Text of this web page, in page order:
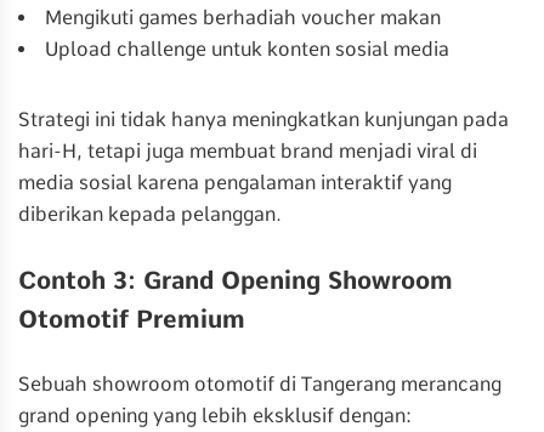
Mengikuti games berhadiah voucher makan
Upload challenge untuk konten sosial media
Strategi ini tidak hanya meningkatkan kunjungan pada
hari-H, tetapi juga membuat brand menjadi viral di
media sosial karena pengalaman interaktif yang
diberikan kepada pelanggan.
Contoh 3: Grand Opening Showroom
Otomotif Premium
Sebuah showroom otomotif di Tangerang merancang
grand opening yang lebih eksklusif dengan: